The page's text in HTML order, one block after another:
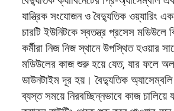
যান্ত্রিক সংযোজন ও বৈদ্যুতিক ওয়্যারিং
চারটি ইউনিটকে স্বতন্ত্র প্রসেস মডিউলে
কর্মীরা নিজ নিজ স্থানে উপস্থিত হওয়ার
মডিউলের কাজ শুরু হয়ে যেত, যার ফলে
ডাউনটাইম দূর হয়। বৈদ্যুতিক
ব্যস্ত সময়ে নিরবচ্ছিন্নভাবে কাজ চালিয়ে